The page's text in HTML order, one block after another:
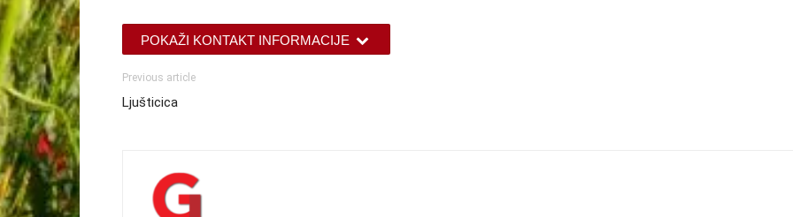
POKAŽI KONTAKT INFORMACIJE
Previous article
Ljušticica